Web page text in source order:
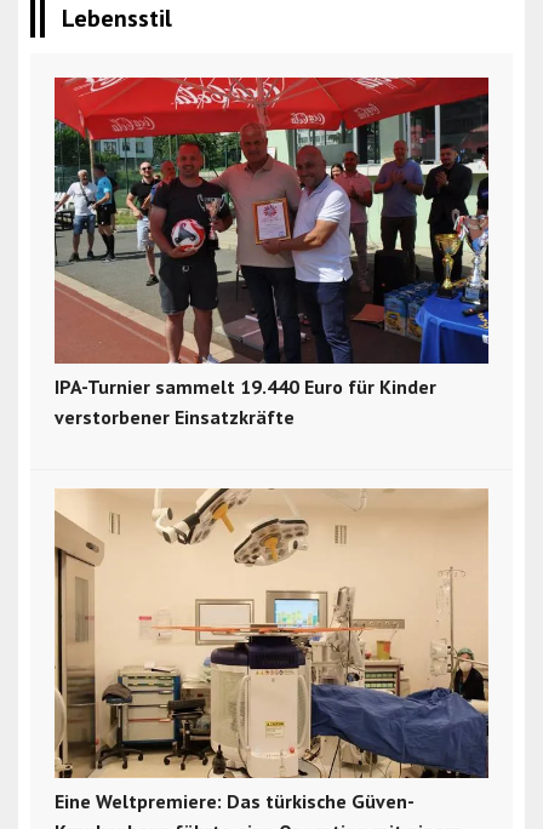
Lebensstil
IPA-Turnier sammelt 19.440 Euro für Kinder
verstorbener Einsatzkräfte
Eine Weltpremiere: Das türkische Güven-